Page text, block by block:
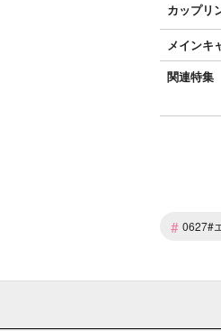
カップリ
メインキ
関連特集
# 0627#